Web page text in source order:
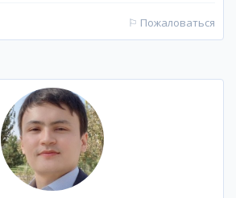
⚐ Пожаловаться